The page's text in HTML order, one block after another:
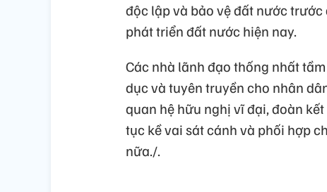
độc lập và bảo vệ đất nước
phát triển đất nước hiện nay.
Các nhà lãnh đạo thống nhất
dục và tuyên truyền cho nhân
quan hệ hữu nghị vĩ đại, đoàn
tục kề vai sát cánh và phối hợp
nữa./.